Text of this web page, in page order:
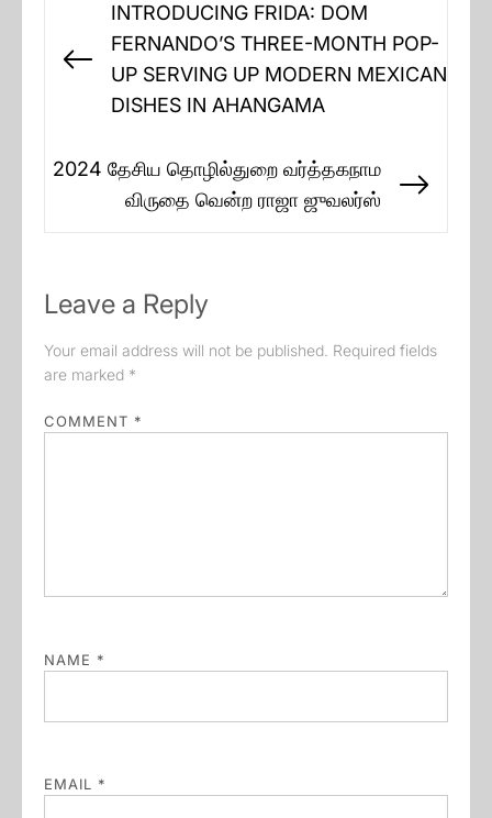
navigation
Previous
INTRODUCING FRIDA: DOM
FERNANDO’S THREE-MONTH POP-
UP SERVING UP MODERN MEXICAN
DISHES IN AHANGAMA
2024 தேசிய தொழில்துறை வர்த்தகநாம
விருதை வென்ற ராஜா ஜுவலர்ஸ்
Leave a Reply
Your email address will not be published. Required fields
are marked *
COMMENT *
NAME *
EMAIL *